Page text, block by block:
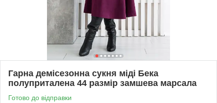
Гарна демісезонна сукня міді Бека
полуприталена 44 размір замшева марсала
Готово до відправки